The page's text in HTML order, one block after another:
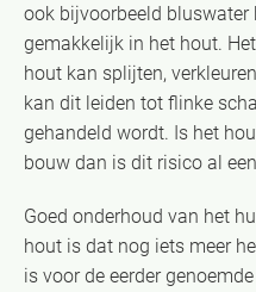
ook bijvoorbeeld
gemakkelijk in het hout.
hout kan splijten,
kan dit leiden tot flinke
gehandeld wordt. Is het
bouw dan is dit risico al
Goed onderhoud van het
hout is dat nog iets meer
is voor de eerder